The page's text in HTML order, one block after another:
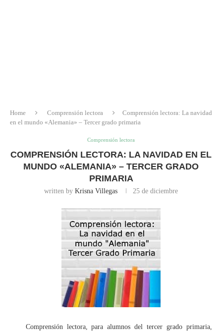
Home Comprensión lectora
Comprensión lectora: La navidad
en el mundo «Alemania» – Tercer grado primaria
Comprensión lectora
COMPRENSIÓN LECTORA: LA NAVIDAD EN EL
MUNDO «ALEMANIA» – TERCER GRADO
PRIMARIA
written by Krisna Villegas 25 de diciembre
Comprensión lectora, para alumnos del tercer grado primaria,